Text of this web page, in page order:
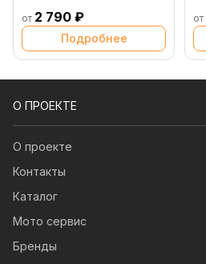
от 2 790 ₽
Подробнее
от
О ПРОЕКТЕ
О проекте
Контакты
Каталог
Мото сервис
Бренды